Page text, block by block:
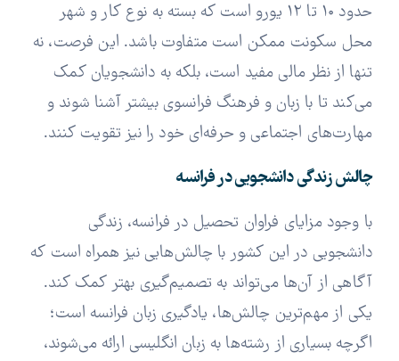
حدود ۱۰ تا ۱۲ یورو است که بسته به نوع کار و شهر
محل سکونت ممکن است متفاوت باشد. این فرصت، نه
تنها از نظر مالی مفید است، بلکه به دانشجویان کمک
می‌کند تا با زبان و فرهنگ فرانسوی بیشتر آشنا شوند و
مهارت‌های اجتماعی و حرفه‌ای خود را نیز تقویت کنند.
چالش زندگی دانشجویی در فرانسه
با وجود مزایای فراوان تحصیل در فرانسه، زندگی
دانشجویی در این کشور با چالش‌هایی نیز همراه است که
آگاهی از آن‌ها می‌تواند به تصمیم‌گیری بهتر کمک کند.
یکی از مهم‌ترین چالش‌ها، یادگیری زبان فرانسه است؛
اگرچه بسیاری از رشته‌ها به زبان انگلیسی ارائه می‌شوند،